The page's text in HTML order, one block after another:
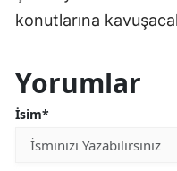
konutlarına
Yorumlar
İsim*